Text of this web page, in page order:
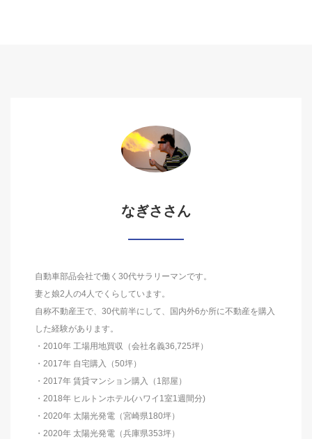
なぎささん
自動車部品会社で働く30代サラリーマンです。
妻と娘2人の4人でくらしています。
自称不動産王で、30代前半にして、国内外6か所に不動産を購入
した経験があります。
・2010年 工場用地買収（会社名義36,725坪）
・2017年 自宅購入（50坪）
・2017年 賃貸マンション購入（1部屋）
・2018年 ヒルトンホテル(ハワイ1室1週間分)
・2020年 太陽光発電（宮崎県180坪）
・2020年 太陽光発電（兵庫県353坪）